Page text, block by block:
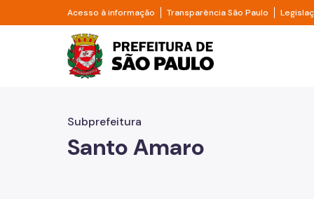
Pular para o Conteúdo principal
Acesso à informação Divisor de acesso à informação
Transparência São Paulo Divisor
Prefeitura de São
Subprefeitura
Santo Amaro